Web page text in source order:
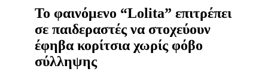
Το φαινόμενο “Lolita” επιτρέπει
σε παιδεραστές να στοχεύουν
έφηβα κορίτσια χωρίς φόβο
σύλληψης